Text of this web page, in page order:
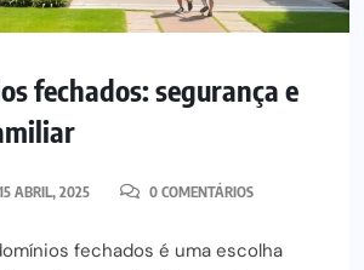
fechados: segurança e
15 ABRIL, 2025 0 COMENTÁRIOS
fechados é uma escolha